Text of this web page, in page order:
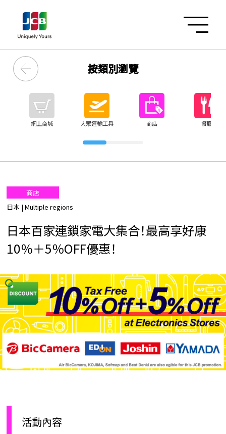
按類別瀏覽
網上商城 大眾運輸工具 商店 餐廳
商店
日本 | Multiple regions
日本百家連鎖家電大集合！最高享好康
10％＋5％OFF優惠！
活動內容